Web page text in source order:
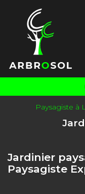
Paysagiste à
Jardinier
Paysagiste